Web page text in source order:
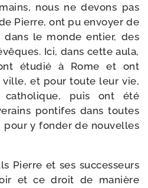
nous ne devons pas
Pierre, ont pu envoyer de
le monde entier, des
Ici, dans cette aula,
étu­dié à Rome et ont
ville, et pour toute leur vie,
catho­lique, puis ont été
pon­tifes dans toutes
pour y fon­der de nou­velles
Pierre et ses suc­ces­seurs
et ce droit de manière